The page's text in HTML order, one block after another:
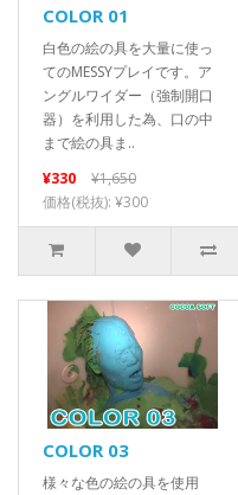
COLOR 01
白色の絵の具を大量に使っ
てのMESSYプレイです。ア
ングルワイダー（強制開口
器）を利用した為、口の中
まで絵の具ま..
¥330
¥1,650
価格(税抜): ¥300
COLOR 03
様々な色の絵の具を使用